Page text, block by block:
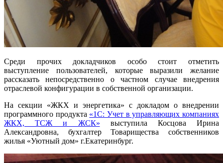
Среди прочих докладчиков особо стоит отметить
выступление пользователей, которые выразили желание
рассказать непосредственно о частном случае внедрения
отраслевой конфигурации в собственной организации.
На секции «ЖКХ и энергетика» с докладом о внедрении
программного продукта «1С: Учет в управляющих компаниях
ЖКХ, ТСЖ и ЖСК» выступила Косцова Ирина
Александровна, бухгалтер Товарищества собственников
жилья «Уютный дом» г.Екатеринбург.